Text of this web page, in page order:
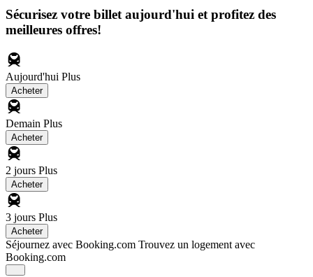
Sécurisez votre billet aujourd'hui et profitez des
meilleures offres!
Aujourd'hui Plus
Acheter
Demain Plus
Acheter
2 jours Plus
Acheter
3 jours Plus
Acheter
Séjournez avec Booking.com Trouvez un logement avec
Booking.com